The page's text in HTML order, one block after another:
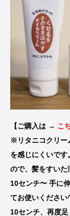
【ご購入は → こ
※リタニコクリー
を感じにくいで
ので、髪をすいた
10センチ〜 手に伸
てお使いくださ
10センチ、再度